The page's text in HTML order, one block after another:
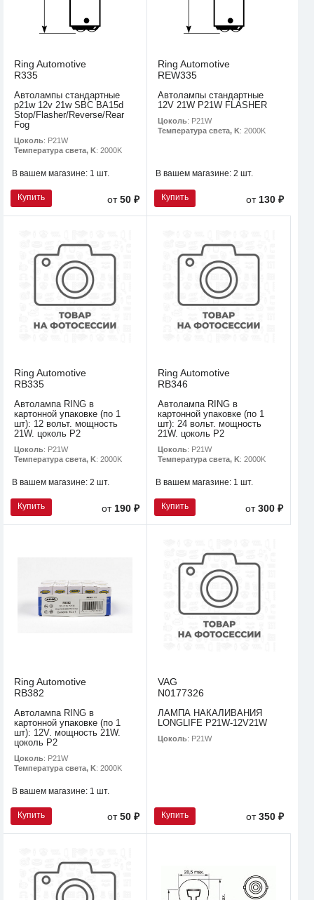
Ring Automotive
R335
Автолампы стандартные
p21w 12v 21w SBC BA15d
Stop/Flasher/Reverse/Rear
Fog
Цоколь: P21W
Температура света, K: 2000K
В вашем магазине: 1 шт.
Купить от50 ₽
Ring Automotive
REW335
Автолампы стандартные
12V 21W P21W FLASHER
Цоколь: P21W
Температура света, K: 2000K
В вашем магазине: 2 шт.
Купить от 130 ₽
Ring Automotive
RB335
Автолампа RING в
картонной упаковке (по 1
шт): 12 вольт. мощность
21W. цоколь P2
Цоколь: P21W
Температура света, K: 2000K
В вашем магазине: 2 шт.
Купить от 190 ₽
Ring Automotive
RB346
Автолампа RING в
картонной упаковке (по 1
шт): 24 вольт. мощность
21W. цоколь P2
Цоколь: P21W
Температура света, K: 2000K
В вашем магазине: 1 шт.
Купить от300 ₽
Ring Automotive
RB382
Автолампа RING в
картонной упаковке (по 1
шт): 12V. мощность 21W.
цоколь P2
Цоколь: P21W
Температура света, K: 2000K
В вашем магазине: 1 шт.
Купить от50 ₽
VAG
N0177326
ЛАМПА НАКАЛИВАНИЯ
LONGLIFE P21W-12V21W
Цоколь: P21W
Купить от350 ₽